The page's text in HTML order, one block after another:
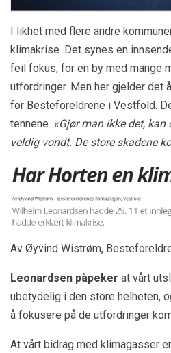
I likhet med flere andre
klimakrise. Det synes en
feil fokus, for en by med mange
utfordringer. Men her gjelder det
for Besteforeldrene i Vestfold.
tennene. «Gjør man ikke det,
veldig vondt. De store skadene
Av Øyvind Wistrøm,
Leonardsen påpeker at vårt
ubetydelig i den store helheten,
å fokusere på de utfordringer
At vårt bidrag med klimagasser